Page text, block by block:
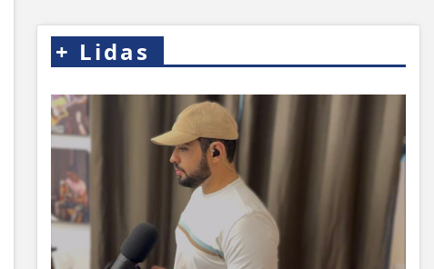
+ Lidas